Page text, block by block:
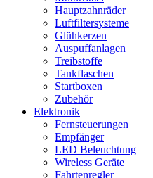
Hauptzahnräder
Luftfiltersysteme
Glühkerzen
Auspuffanlagen
Treibstoffe
Tankflaschen
Startboxen
Zubehör
Elektronik
Fernsteuerungen
Empfänger
LED Beleuchtung
Wireless Geräte
Fahrtenregler